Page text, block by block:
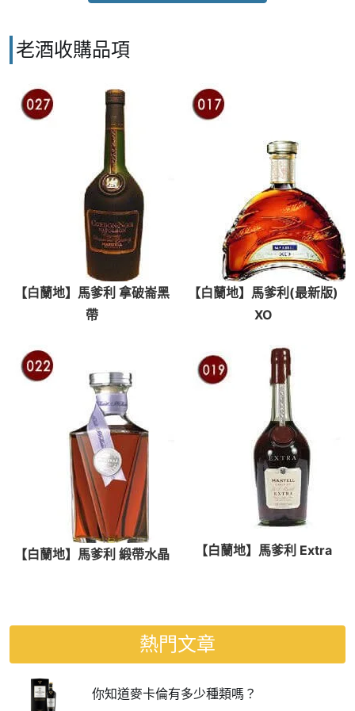
老酒收購品項
【白蘭地】馬爹利 拿破崙黑
帶
【白蘭地】馬爹利(最新版)
XO
【白蘭地】馬爹利 緞帶水晶 【白蘭地】馬爹利 Extra
熱門文章
你知道麥卡倫有多少種類嗎？